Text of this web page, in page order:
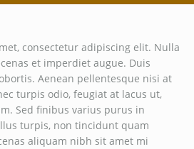
consectetur adipiscing elit. Nulla
et imperdiet augue. Duis
Aenean pellentesque nisi at
turpis odio, feugiat at lacus ut,
Sed finibus varius purus in
turpis, non tincidunt quam
aliquam nibh sit amet mi